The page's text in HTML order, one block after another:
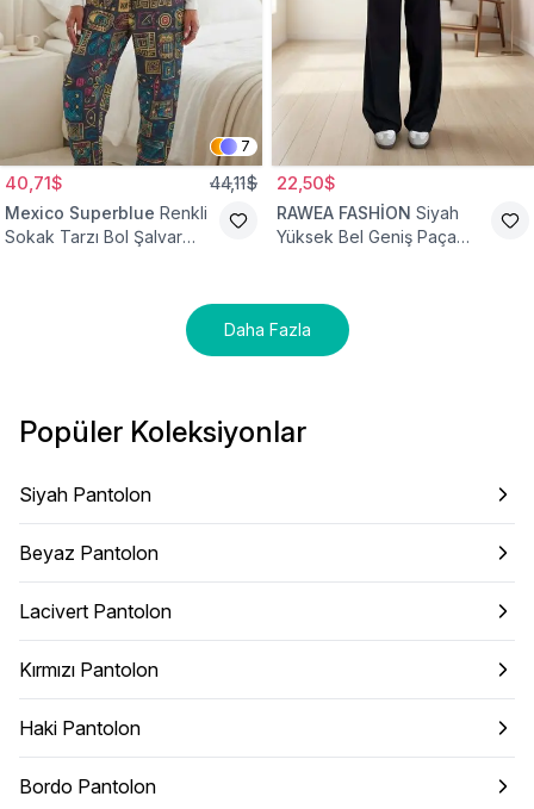
7
40,71$ 44,11$
Mexico Superblue Renkli
Sokak Tarzı Bol Şalvar
22,50$
RAWEA FASHİON Siyah
Yüksek Bel Geniş Paça
Daha Fazla
Popüler Koleksiyonlar
Siyah Pantolon
Beyaz Pantolon
Lacivert Pantolon
Kırmızı Pantolon
Haki Pantolon
Bordo Pantolon